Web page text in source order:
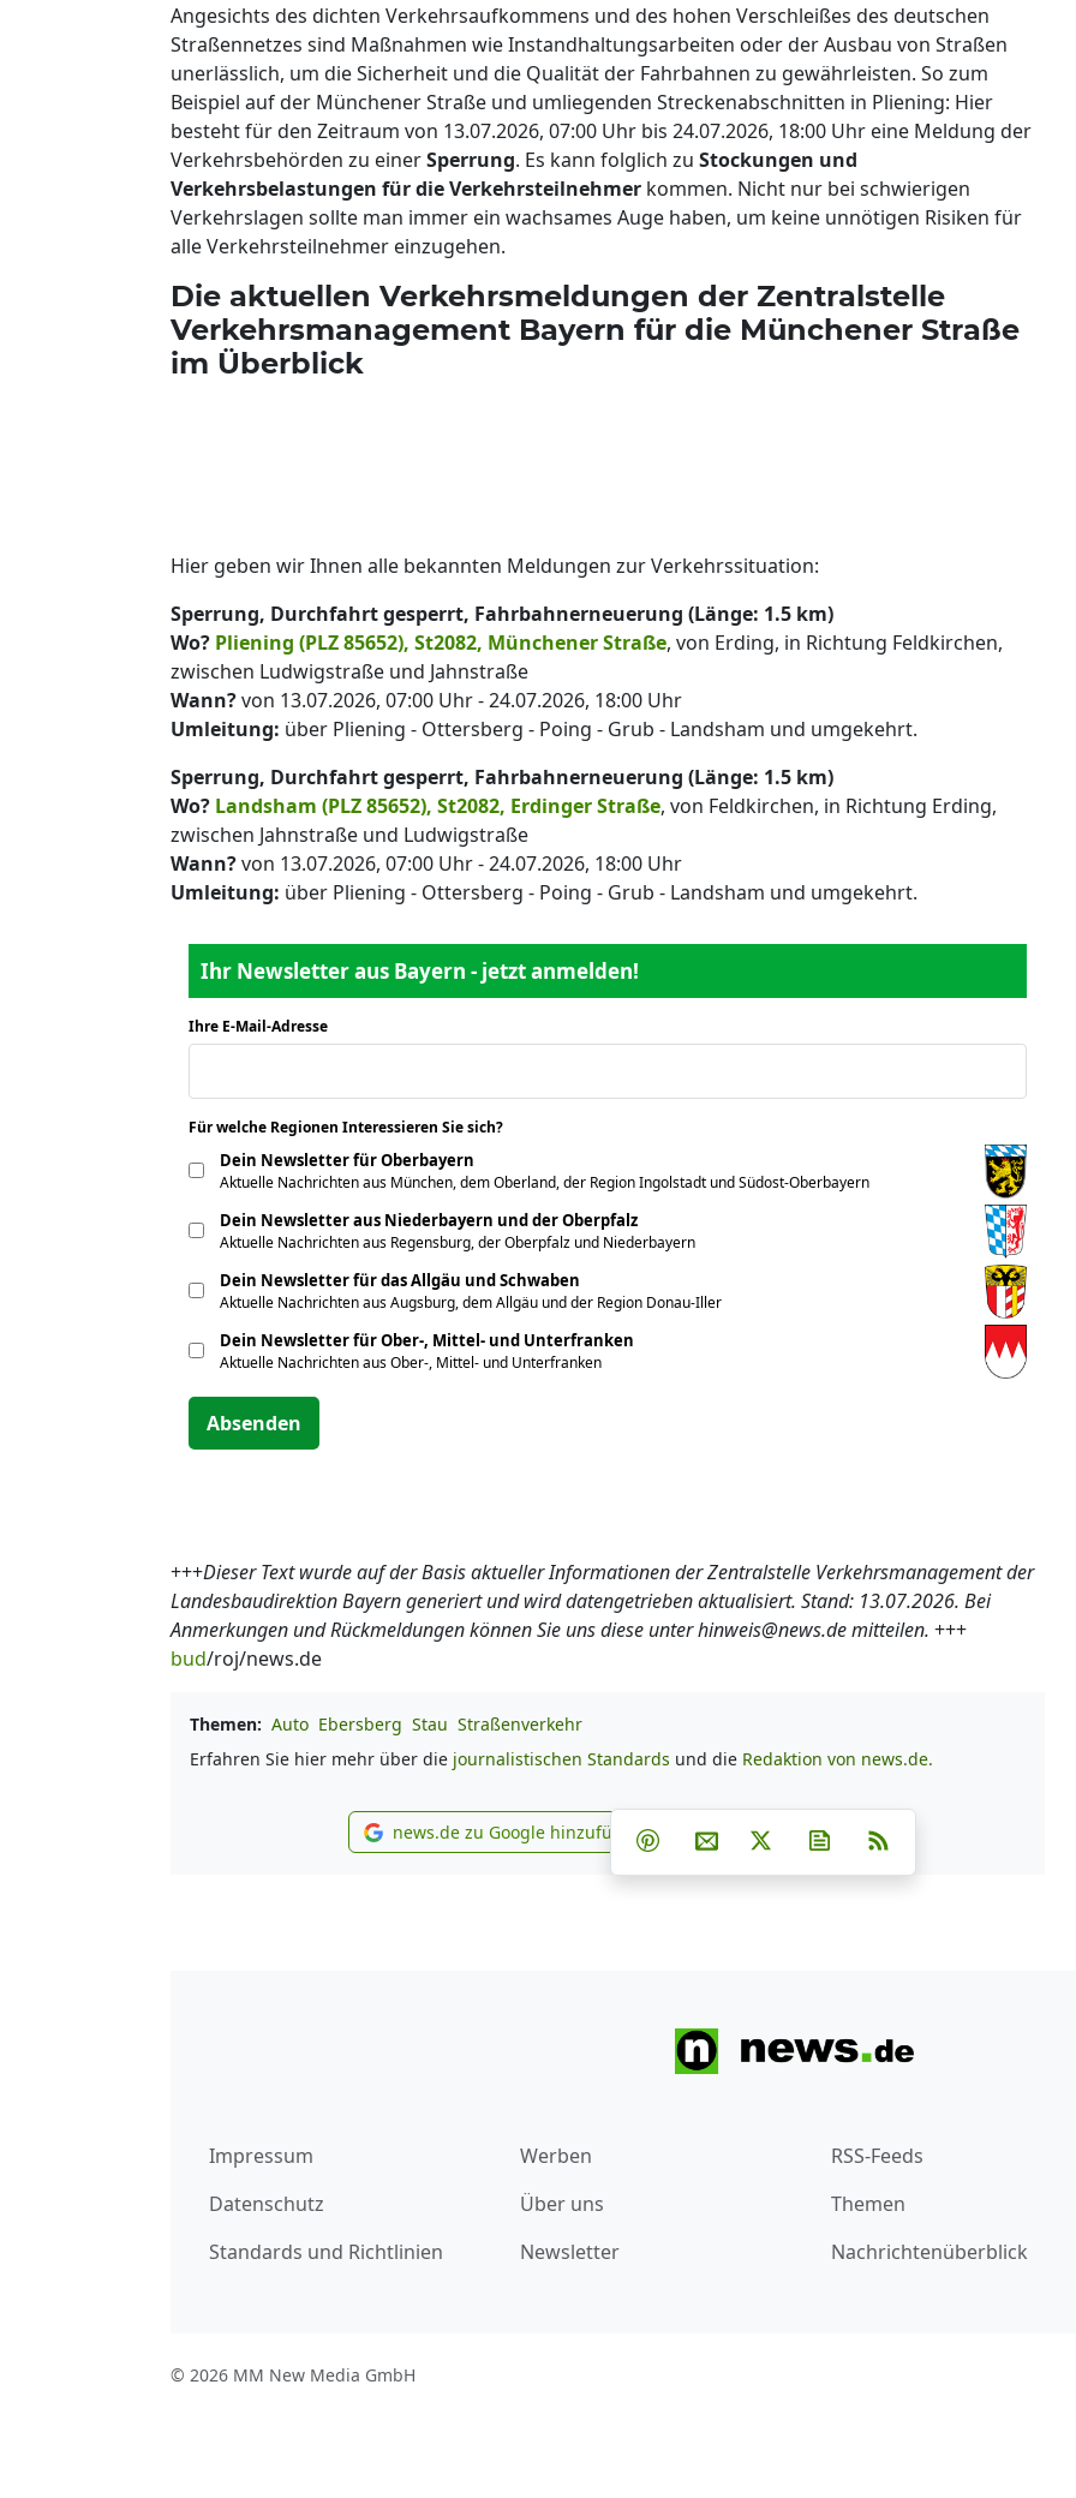
Angesichts des dichten Verkehrsaufkommens und des hohen Verschleißes des deutschen
Straßennetzes sind Maßnahmen wie Instandhaltungsarbeiten oder der Ausbau von Straßen
unerlässlich, um die Sicherheit und die Qualität der Fahrbahnen zu gewährleisten. So zum
Beispiel auf der Münchener Straße und umliegenden Streckenabschnitten in Pliening: Hier
besteht für den Zeitraum von 13.07.2026, 07:00 Uhr bis 24.07.2026, 18:00 Uhr eine Meldung der
Verkehrsbehörden zu einerSperrung. Es kann folglich zu Stockungen und
Verkehrsbelastungen für die Verkehrsteilnehmer kommen. Nicht nur bei schwierigen
Verkehrslagen sollte man immer ein wachsames Auge haben, um keine unnötigen Risiken für
alle Verkehrsteilnehmer einzugehen.
Die aktuellen Verkehrsmeldungen der Zentralstelle
Verkehrsmanagement Bayern für die Münchener Straße
im Überblick
Hier geben wir Ihnen alle bekannten Meldungen zur Verkehrssituation:
Sperrung, Durchfahrt gesperrt, Fahrbahnerneuerung (Länge: 1.5 km)
Wo? Pliening (PLZ 85652), St2082, Münchener Straße, von Erding, in Richtung Feldkirchen,
zwischen Ludwigstraße und Jahnstraße
Wann?von 13.07.2026, 07:00 Uhr - 24.07.2026, 18:00 Uhr
Umleitung: über Pliening - Ottersberg - Poing - Grub - Landsham und umgekehrt.
Sperrung, Durchfahrt gesperrt, Fahrbahnerneuerung (Länge: 1.5 km)
Wo? Landsham (PLZ 85652), St2082, Erdinger Straße, von Feldkirchen, in Richtung Erding,
zwischen Jahnstraße und Ludwigstraße
Wann?von 13.07.2026, 07:00 Uhr - 24.07.2026, 18:00 Uhr
Umleitung: über Pliening - Ottersberg - Poing - Grub - Landsham und umgekehrt.
Ihr Newsletter aus Bayern - jetzt anmelden!
Ihre E-Mail-Adresse
Für welche Regionen Interessieren Sie sich?
Dein Newsletter für Oberbayern
Aktuelle Nachrichten aus München, dem Oberland, der Region Ingolstadt und Südost-Oberbayern
Dein Newsletter aus Niederbayern und der Oberpfalz
Aktuelle Nachrichten aus Regensburg, der Oberpfalz und Niederbayern
Dein Newsletter für das Allgäu und Schwaben
Aktuelle Nachrichten aus Augsburg, dem Allgäu und der Region Donau-Iller
Dein Newsletter für Ober-, Mittel- und Unterfranken
Aktuelle Nachrichten aus Ober-, Mittel- und Unterfranken
Absenden
+++Dieser Text wurde auf der Basis aktueller Informationen der Zentralstelle Verkehrsmanagement der
Landesbaudirektion Bayern generiert und wird datengetrieben aktualisiert. Stand: 13.07.2026. Bei
Anmerkungen und Rückmeldungen können Sie uns diese unter hinweis@news.de mitteilen. +++
bud/roj/news.de
Themen: Auto Ebersberg Stau Straßenverkehr
Erfahren Sie hier mehr über die journalistischen Standards und die Redaktion von news.de.
news.de zu Google hinzufügen
news.de zu Google hinzufügen Teilen auf Facebook
Teilen auf Whatsapp
Teilen auf Telegram
Teilen auf Pinterest
Per E-Mail teilen
Post auf XNewsletter abonnieren
Impressum
Datenschutz
Standards und Richtlinien
Werben
Über uns
Newsletter
RSS-Feeds
Themen
Nachrichtenüberblick
© 2026 MM New Media GmbH